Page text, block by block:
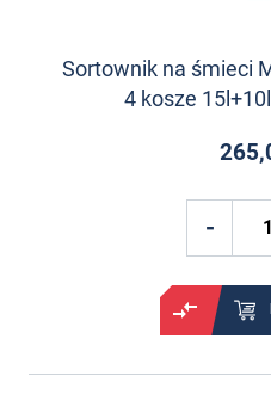
Sortownik na śmieci
4 kosze